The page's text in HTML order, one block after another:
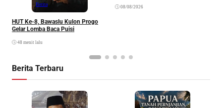
Berita
HUT Ke-8, Bawaslu Kulon Progo
Gelar Lomba Baca Puisi
48 menit lalu
08/08/2026
Berita Terbaru